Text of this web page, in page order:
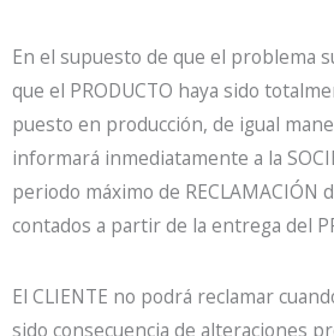
En el supuesto de que el problema
que el PRODUCTO haya sido
puesto en producción, de igual
informará inmediatamente a la
periodo máximo de RECLAMACIÓN
contados a partir de la entrega del
El CLIENTE no podrá reclamar
sido consecuencia de alteraciones